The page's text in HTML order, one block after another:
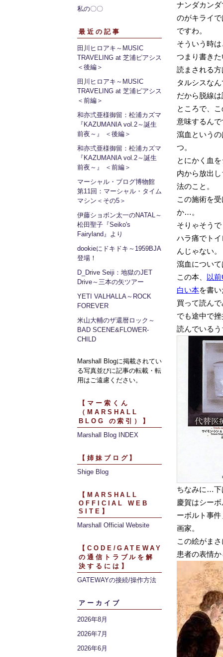
私の〇〇
最近の記事
田川ヒロアキ～MUSIC
TRAVELING at 芝浦ピアシス
＜後編＞
田川ヒロアキ～MUSIC
TRAVELING at 芝浦ピアシス
＜前編＞
和亦弍亜様御留：松浦カズマ
『KAZUMANIA vol.2～誕生
前夜～』 ＜後編＞
和亦弍亜様御留：松浦カズマ
『KAZUMANIA vol.2～誕生
前夜～』 ＜前編＞
マーシャル・ブログ博物館
第11回：マーシャル・タイム
マシン＜その5＞
伊藤ショボン太一のNATAL～
松田聖子『Seiko's
Fairyland』より
dookieにドキドキ～1959BJA
登場！
D_Drive Seiji：地獄のJET
Drive～三本の矢ツアー
YETI VALHALLA～ROCK
FOREVER
米山大輔のザ還暦ロック～
BAD SCENE&FLOWER-
CHILD
Marshall Blogに掲載されてい
る写真並びに記事の転載・転
用はご遠慮ください。
【マー索くん
（MARSHALL
BLOG の索引）】
Marshall Blog INDEX
【姉妹ブログ】
Shige Blog
【MARSHALL
OFFICIAL WEB
SITE】
Marshall Official Website
【CODE/GATEWAY
の通信トラブルを解
決するには】
GATEWAYの接続/操作方法
アーカイブ
2026年8月
2026年7月
2026年6月
ナンダカン
のがキライ
ですわ。
そういう時
つまり書き
読まされる
タルシスな
だから脱線
ところで、
意味するん
瀉血という
つ。
とにかく血
内から放出
法のこと。
この施術を
か…。
そりゃそう
ハラ痛でト
んじゃない。
瀉血につい
この本、
以
白い本を書
買って読ん
でも途中で
読んでいる
ちなみに…下
慶賀はシー
ーボルト事
画家。
この絵がま
患者の表情